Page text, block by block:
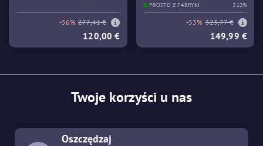
-56% 277,41 €
120,00 €
PROSTO Z FABRYKI 3.12%
-53% 323,77 €
149,99 €
Twoje korzyści u nas
Oszczędzaj